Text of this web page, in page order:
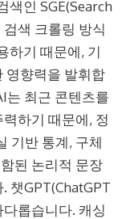
색인 SGE(Search
색 크롤링 방식
하기 때문에, 기
영향력을 발휘합
는 최근 콘텐츠를
하기 때문에, 정
기반 통계, 구체
된 논리적 문장
챗GPT(ChatGPT
롭습니다. 캐싱